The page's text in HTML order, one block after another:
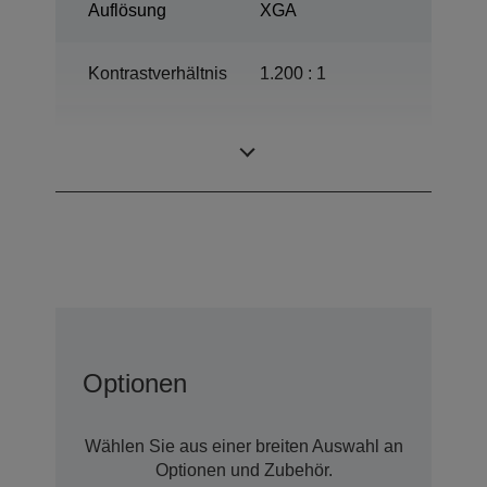
Auflösung XGA
Kontrastverhältnis 1.200 : 1
Optionen
Wählen Sie aus einer breiten Auswahl an
Optionen und Zubehör.